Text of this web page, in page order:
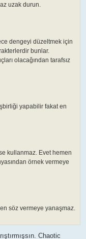
uzak durun.
dengeyi düzeltmek için
bunlar.
olacağından tarafsız
yapabilir fakat en
kullanmaz. Evet hemen
örnek vermeye
söz vermeye yanaşmaz.
Chaotic